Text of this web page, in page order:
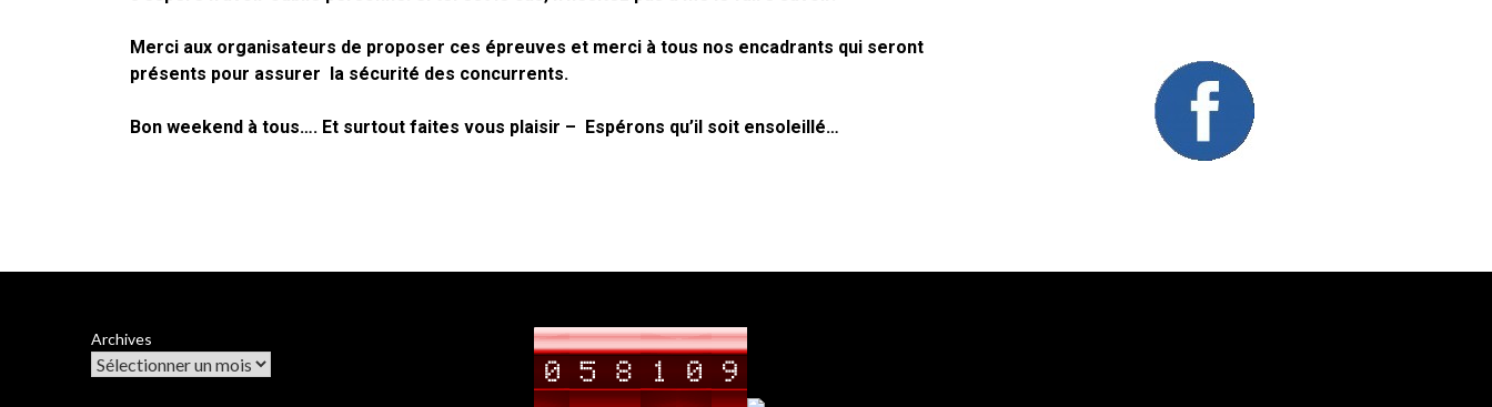
Merci aux organisateurs de proposer ces épreuves et merci à tous nos encadrants qui seront
présents pour assurer la sécurité des concurrents.
Bon weekend à tous…. Et surtout faites vous plaisir – Espérons qu’il soit ensoleillé…
Archives